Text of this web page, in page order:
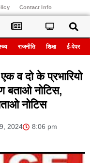
Contact Info
राजनीति शिक्षा ई-पेपर
व दो के प्रभारियो
बताओ नोटिस,
नोटिस
2024
8:06 pm